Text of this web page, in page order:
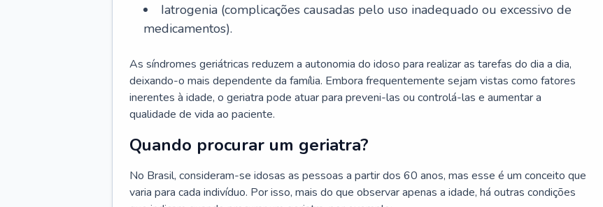
Iatrogenia (complicações causadas pelo uso inadequado ou excessivo de
medicamentos).
As síndromes geriátricas reduzem a autonomia do idoso para realizar as tarefas do dia a dia,
deixando-o mais dependente da família. Embora frequentemente sejam vistas como fatores
inerentes à idade, o geriatra pode atuar para preveni-las ou controlá-las e aumentar a
qualidade de vida ao paciente.
Quando procurar um geriatra?
No Brasil, consideram-se idosas as pessoas a partir dos 60 anos, mas esse é um conceito que
varia para cada indivíduo. Por isso, mais do que observar apenas a idade, há outras condições